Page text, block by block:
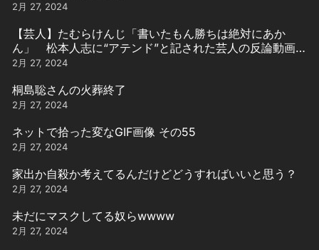
2月 27, 2024
【芸人】たむらけんじ「書いたもん勝ちは絶対にあか
ん」 松本人志に“アテンド”と記された芸人の反論動画引
用
2月 27, 2024
桐島聡さんの火葬終了
2月 27, 2024
ネットで拾った変なGIF画像 その55
2月 27, 2024
家出か自殺か考えてるんだけどどうすればいいと思う？
2月 27, 2024
未だにマスクしてる奴らwwww
2月 27, 2024